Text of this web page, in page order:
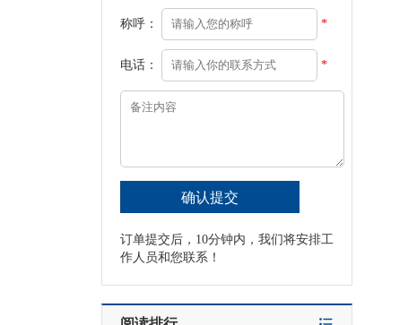
称呼： *
电话： *
订单提交后，10分钟内，我们将安排工
作人员和您联系！